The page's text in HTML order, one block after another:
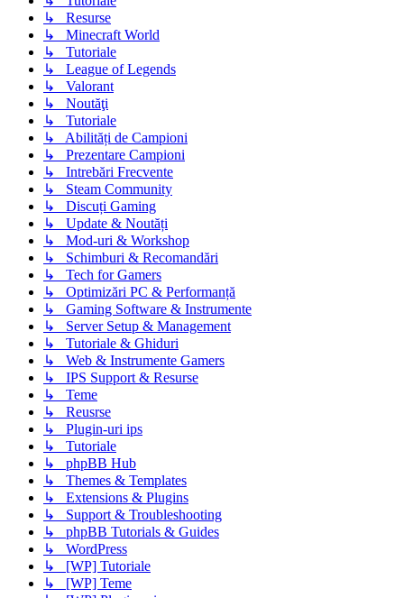
↳ Resurse
↳ Minecraft World
↳ Tutoriale
↳ League of Legends
↳ Valorant
↳ Noutăţi
↳ Tutoriale
↳ Abilități de Campioni
↳ Prezentare Campioni
↳ Intrebări Frecvente
↳ Steam Community
↳ Discuți Gaming
↳ Update & Noutăți
↳ Mod-uri & Workshop
↳ Schimburi & Recomandări
↳ Tech for Gamers
↳ Optimizări PC & Performanță
↳ Gaming Software & Instrumente
↳ Server Setup & Management
↳ Tutoriale & Ghiduri
↳ Web & Instrumente Gamers
↳ IPS Support & Resurse
↳ Teme
↳ Reusrse
↳ Plugin-uri ips
↳ Tutoriale
↳ phpBB Hub
↳ Themes & Templates
↳ Extensions & Plugins
↳ Support & Troubleshooting
↳ phpBB Tutorials & Guides
↳ WordPress
↳ [WP] Tutoriale
↳ [WP] Teme